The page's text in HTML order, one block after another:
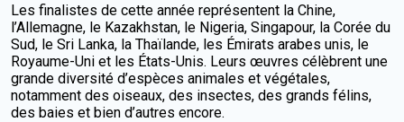
Les finalistes de cette année représentent la Chine,
l’Allemagne, le Kazakhstan, le Nigeria, Singapour, la Corée du
Sud, le Sri Lanka, la Thaïlande, les Émirats arabes unis, le
Royaume-Uni et les États-Unis. Leurs œuvres célèbrent une
grande diversité d’espèces animales et végétales,
notamment des oiseaux, des insectes, des grands félins,
des baies et bien d’autres encore.